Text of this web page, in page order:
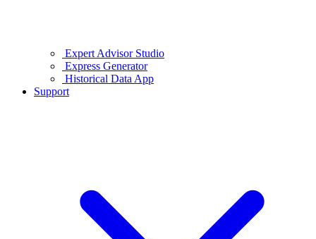
Expert Advisor Studio
Express Generator
Historical Data App
Support